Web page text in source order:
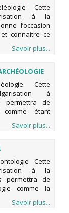
Cette
à la
l’occasion
connaitre ce
Savoir plus...
Cette
à
permettra de
comme étant
Savoir plus...
Cette
à la
permettra de
comme la
Savoir plus...